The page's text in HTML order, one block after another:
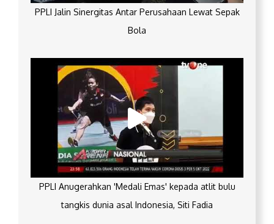
PPLI Jalin Sinergitas Antar Perusahaan Lewat Sepak
Bola
PPLI Anugerahkan 'Medali Emas' kepada atlit bulu
tangkis dunia asal Indonesia, Siti Fadia